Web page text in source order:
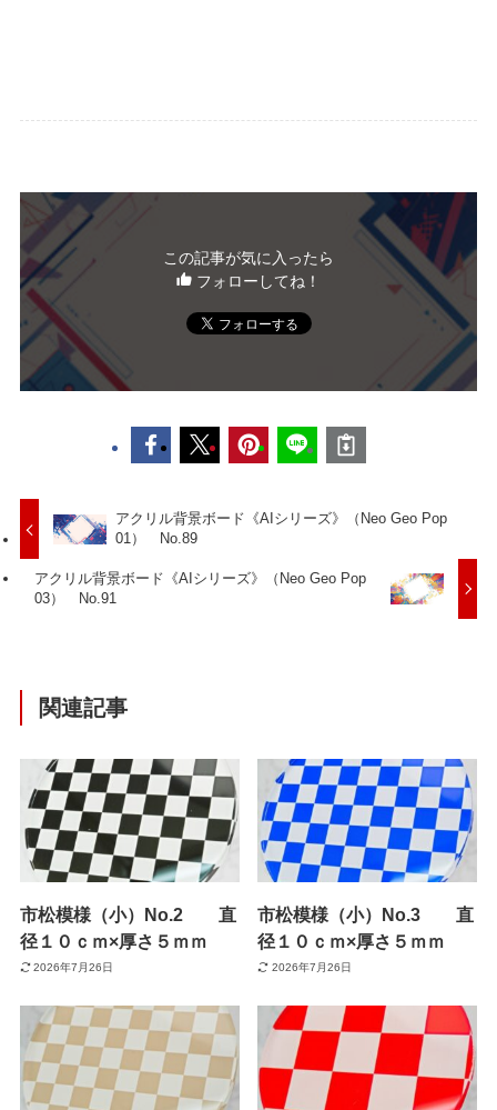
この記事が気に入ったら
フォローしてね！
アクリル背景ボード《AIシリーズ》（Neo Geo Pop
01） No.89
アクリル背景ボード《AIシリーズ》（Neo Geo Pop
03） No.91
関連記事
市松模様（小）No.2 直
径１０ｃｍ×厚さ５ｍｍ
2026年7月26日
市松模様（小）No.3 直
径１０ｃｍ×厚さ５ｍｍ
2026年7月26日